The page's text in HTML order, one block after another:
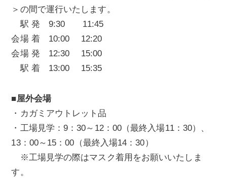
＞の間で運行いたします。
駅 発 9:30 11:45
会場 着 10:00 12:20
会場 発 12:30 15:00
駅 着 13:00 15:35
■屋外会場
・カガミアウトレット品
・工場見学：9：30～12：00（最終入場11：30）、
13：00～15：00（最終入場14：30）
※工場見学の際はマスク着用をお願いいたしま
す。